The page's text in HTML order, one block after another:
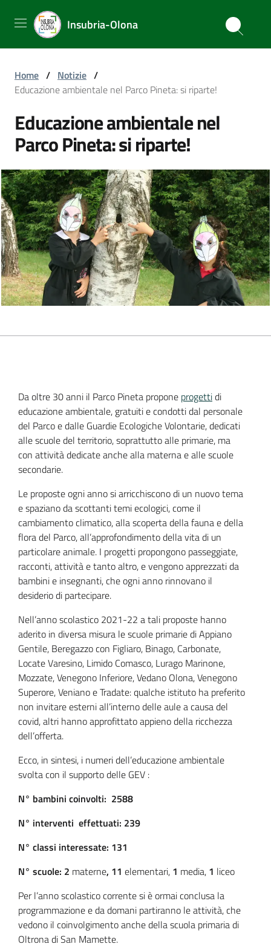
Insubria-Olona
Home / Notizie /
Educazione ambientale nel Parco Pineta: si riparte!
Educazione ambientale nel
Parco Pineta: si riparte!
Da oltre 30 anni il Parco Pineta propone progettidi
educazione ambientale, gratuiti e condotti dal personale
del Parco e dalle Guardie Ecologiche Volontarie, dedicati
alle scuole del territorio, soprattutto alle primarie, ma
con attività dedicate anche alla materna e alle scuole
secondarie.
Le proposte ogni anno si arricchiscono di un nuovo tema
e spaziano da scottanti temi ecologici, come il
cambiamento climatico, alla scoperta della fauna e della
flora del Parco, all’approfondimento della vita di un
particolare animale. I progetti propongono passeggiate,
racconti, attività e tanto altro, e vengono apprezzati da
bambini e insegnanti, che ogni anno rinnovano il
desiderio di partecipare.
Nell’anno scolastico 2021-22 a tali proposte hanno
aderito in diversa misura le scuole primarie di Appiano
Gentile, Beregazzo con Figliaro, Binago, Carbonate,
Locate Varesino, Limido Comasco, Lurago Marinone,
Mozzate, Venegono Inferiore, Vedano Olona, Venegono
Superore, Veniano e Tradate: qualche istituto ha preferito
non invitare esterni all’interno delle aule a causa del
covid, altri hanno approfittato appieno della ricchezza
dell’offerta.
Ecco, in sintesi, i numeri dell’educazione ambientale
svolta con il supporto delle GEV :
N° bambini coinvolti: 2588
N° interventi effettuati: 239
N° classi interessate: 131
N° scuole: 2 materne, 11 elementari, 1 media, 1 liceo
Per l’anno scolastico corrente si è ormai conclusa la
programmazione e da domani partiranno le attività, che
vedono il coinvolgimento anche della scuola primaria di
Oltrona di San Mamette.